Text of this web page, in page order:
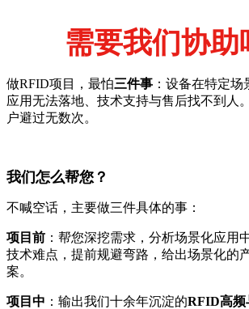
需要我们协助
做RFID项目，最怕三件事 ：设备在特定
应用无法落地、技术支持与售后找不到人
户避过无数次。
我们怎么帮您？
不喊空话，主要做三件具体的事：
项目前 ：帮您深挖需求，分析场景化应用
技术难点，提前规避弯路，给出场景化的
案。
项目中 ：输出我们十余年沉淀的RFID高频